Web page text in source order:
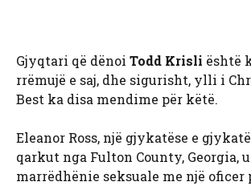
Gjyqtari që dënoi Todd Krisli është
rrëmujë e saj, dhe sigurisht, ylli i
Best ka disa mendime për këtë.
Eleanor Ross, një gjykatëse e
qarkut nga Fulton County, Georgia,
marrëdhënie seksuale me një oficer